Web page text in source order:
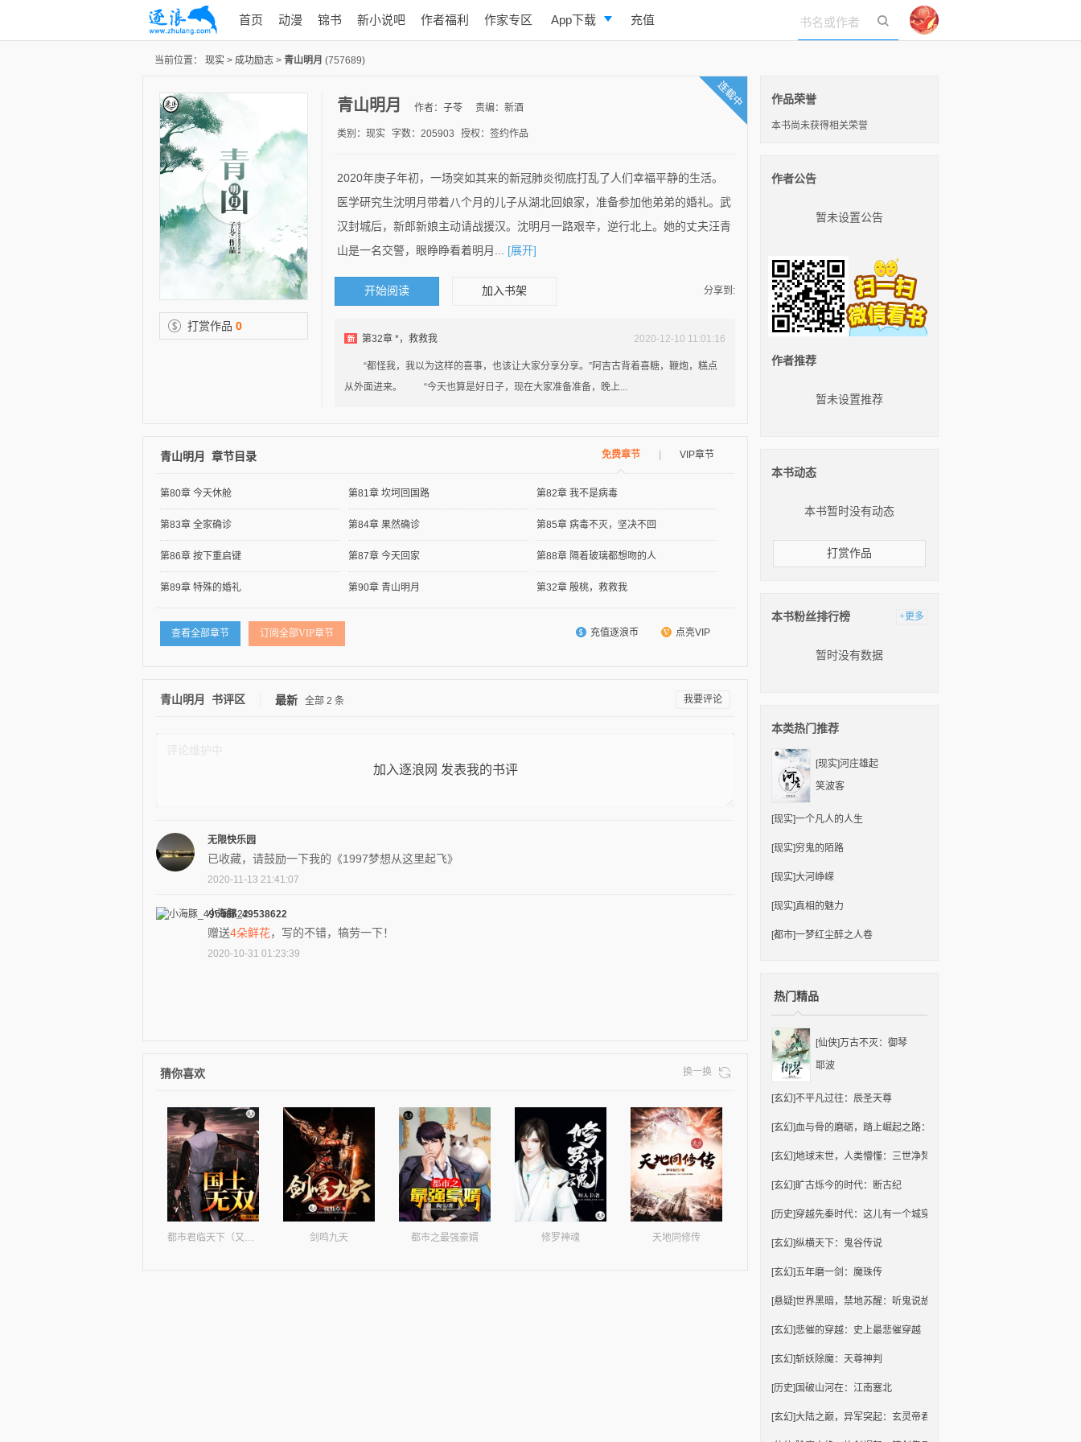
首页 动漫 锦书 新小说吧 作者福利 作家专区 App下载 充值
当前位置： 现实 > 成功励志 > 青山明月 (757689)
打赏作品 0
青山明月 作者： 子苓 责编：新酒
类别：现实 字数：205903 授权：签约作品
2020年庚子年初，一场突如其来的新冠肺炎彻底打乱了人们幸福平静的生活。
医学研究生沈明月带着八个月的儿子从湖北回娘家，准备参加他弟弟的婚礼。武
汉封城后，新郎新娘主动请战援汉。沈明月一路艰辛，逆行北上。她的丈夫汪青
山是一名交警，眼睁睁看着明月... [展开]
开始阅读 加入书架 分享到:
2020-12-10 11:01:16
第32章 *，救救我
“都怪我，我以为这样的喜事，也该让大家分享分享。”阿吉古背着喜糖，鞭炮，糕点
从外面进来。 “今天也算是好日子，现在大家准备准备，晚上...
青山明月 章节目录 免费章节 VIP章节
第80章 今天休舱 第81章 坎坷回国路 第82章 我不是病毒
第83章 全家确诊 第84章 果然确诊 第85章 病毒不灭，坚决不回
第86章 按下重启键 第87章 今天回家 第88章 隔着玻璃都想吻的人
第89章 特殊的婚礼 第90章 青山明月 第32章 殷桃，救救我
查看全部章节 订阅全部VIP章节 充值逐浪币 点亮VIP
青山明月 书评区 最新 全部 2 条 我要评论
加入逐浪网 发表我的书评
无限快乐园
已收藏，请鼓励一下我的《1997梦想从这里起飞》
2020-11-13 21:41:07
小海豚_49538622
赠送4朵鲜花，写的不错，犒劳一下！
2020-10-31 01:23:39
猜你喜欢 换一换
都市君临天下（又名： 都市之至尊战神 国士无双 ） 剑鸣九天 都市之最强豪婿 修罗神魂 天地同修传
作品荣誉
本书尚未获得相关荣誉
作者公告
暂未设置公告
作者推荐
暂未设置推荐
本书动态
本书暂时没有动态
打赏作品
本书粉丝排行榜 +更多
暂时没有数据
本类热门推荐
[现实]河庄雄起
笑波客
[现实]一个凡人的人生
[现实]穷鬼的陌路
[现实]大河峥嵘
[现实]真相的魅力
[都市]一梦红尘醉之人卷
热门精品
[仙侠]万古不灭：御琴
耶波
[玄幻]不平凡过往：辰圣天尊
[玄幻]血与骨的磨砺，踏上崛起之路：绝世帝君
[玄幻]地球末世，人类懵懂：三世净梵
[玄幻]旷古烁今的时代：断古纪
[历史]穿越先秦时代：这儿有一个城穿
[玄幻]纵横天下：鬼谷传说
[玄幻]五年磨一剑：魔珠传
[悬疑]世界黑暗，禁地苏醒：听鬼说故事
[玄幻]悲催的穿越：史上最悲催穿越
[玄幻]斩妖除魔：天尊神判
[历史] 国破山河在：江南塞北
[玄幻]大陆之巅，异军突起：玄灵帝君